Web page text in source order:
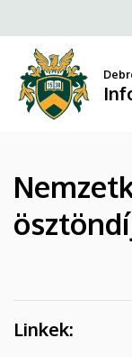
a
tartalomra
Linkek: